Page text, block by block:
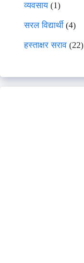
व्यवसाय(1)
सरल विद्यार्थी(4)
हस्ताक्षर सराव (22)